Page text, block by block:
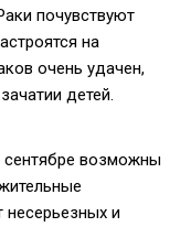
почувствуют
на
очень удачен,
детей.
сентябре возможны
несерьезных и